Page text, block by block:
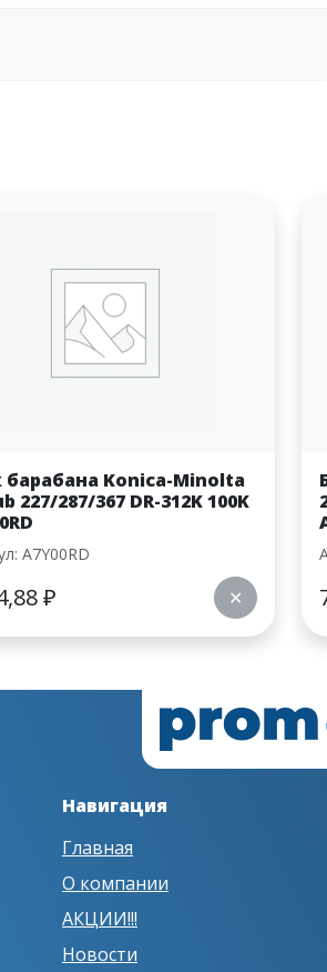
барабана Konica-Minolta
227/287/367 DR-312K 100K
A7Y00RD
₽ ✕
Навигация
Главная
О компании
АКЦИИ!!!
Новости